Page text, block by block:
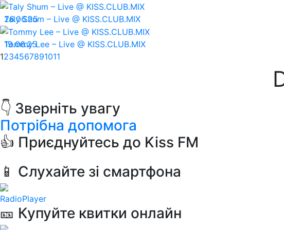
26.06.25
Taly Shum – Live @ KISS.CLUB.MIX
19.06.25
Tommy Lee – Live @ KISS.CLUB.MIX
1234567891011
👇 Зверніть увагу
Потрібна допомога
👍 Приєднуйтесь до Kiss FM
📱 Слухайте зі смартфона
RadioPlayer
🎫 Купуйте квитки онлайн